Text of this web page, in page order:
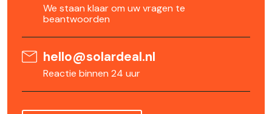
We staan klaar om uw vragen te
beantwoorden
hello@solardeal.nl
Reactie binnen 24 uur